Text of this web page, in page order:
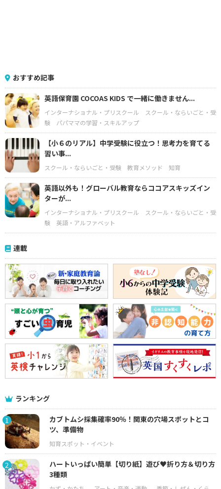
おすすめ記事
英語保育園 COCOAS KIDS で一緒に働きません...
インターナショナル・プリスクール
スクール・ならいごと・受
験
パパママの学習・スキルアップ
【小６のリアル】中学受験に役立つ！思考力を育てる
習い事...
スクール・ならいごと・受験 教育メソッド 知育
英語以外も！グローバル教育ならココアスキッズイン
ターが...
インターナショナル・プリスクール
スクール・ならいごと・受
験
英語・アルファベット
連載
ランキング
1
カブトムシ採集確率90％！関東の穴場スポットとコ
ツ、準備物
2
ハートいっぱい簡単【切り紙】遊び♥折り方＆切り方
3種類